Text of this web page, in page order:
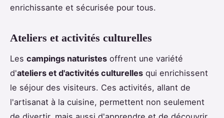
enrichissante et sécurisée pour tous.
Ateliers et activités culturelles
Les campings naturistes offrent une variété
d'ateliers et d'activités culturelles qui enrichissent
le séjour des visiteurs. Ces activités, allant de
l'artisanat à la cuisine, permettent non seulement